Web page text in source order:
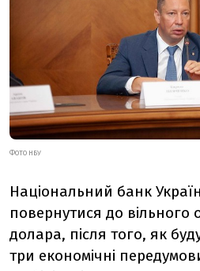
ФОТО НБУ
Національний банк
повернутися до вільного
долара, після того, як
три економічні